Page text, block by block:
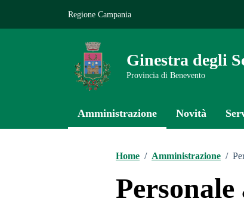
Regione Campania
Ginestra degli
Provincia di Benevento
Amministrazione Novità
Home / Amministrazione /